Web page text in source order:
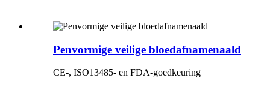
Penvormige veilige bloedafnamenaald
CE-, ISO13485- en FDA-goedkeuring